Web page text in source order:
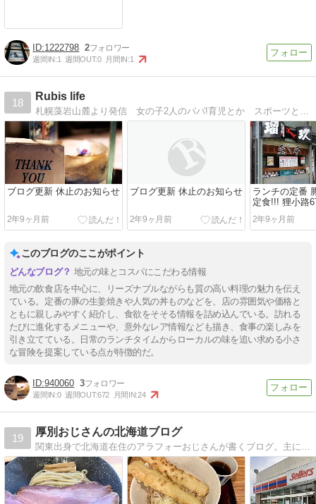
1222798 2
週間IN:1 週間OUT:0 月間IN:1
18
Rubis life
札幌藻岩山麓より発信 女の子2人のパパ!育児とか スポーツとか 食べ歩き情報がいっぱい？ていうか食べてばっかり？ｗ
ブログ更新 休止のお知らせ
2年9ヶ月前
ブログ更新 休止のお知らせ
2年9ヶ月前
ランチの定番
定食!!! 狸小路
身居酒屋瑠玖
にて!!!
2年9ヶ月前
このブログのここがポイント
地元の味とコスパにこだわる情報
地元の飲食店を中心に、リーズナブルながらも質の高い料理の魅力を伝え
ている。定番の豚の生姜焼きや人気の丼ものなどを、店の雰囲気や価格と
ともに親しみやすく紹介し、食欲をそそる情報を詰め込んでいる。訪れる
たびに進化するメニューや、意外なレア情報なども描き、食事の楽しみを
引き立てている。日常のランチタイムからローカルの味を追い求める小さ
な冒険を提案している点が特徴的だ。
940060 3
週間IN:0 週間OUT:672 月間IN:24
19
厚別おじさんの北海道ブログ